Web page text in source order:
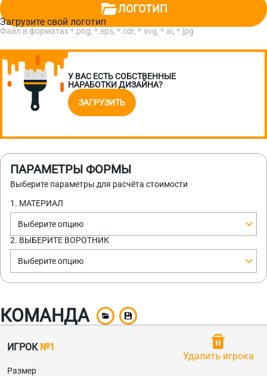
ЛОГОТИП
Загрузите свой логотип
Файл в форматах *.png, *.eps, *.cdr, *.svg, *.ai, *.jpg
У ВАС ЕСТЬ СОБСТВЕННЫЕ
НАРАБОТКИ ДИЗАЙНА?
ЗАГРУЗИТЬ
ПАРАМЕТРЫ ФОРМЫ
Выберите параметры для расчёта стоимости
1. МАТЕРИАЛ
Выберите опцию
2. ВЫБЕРИТЕ ВОРОТНИК
Выберите опцию
КОМАНДА
ИГРОК №1
Удалить игрока
Размер